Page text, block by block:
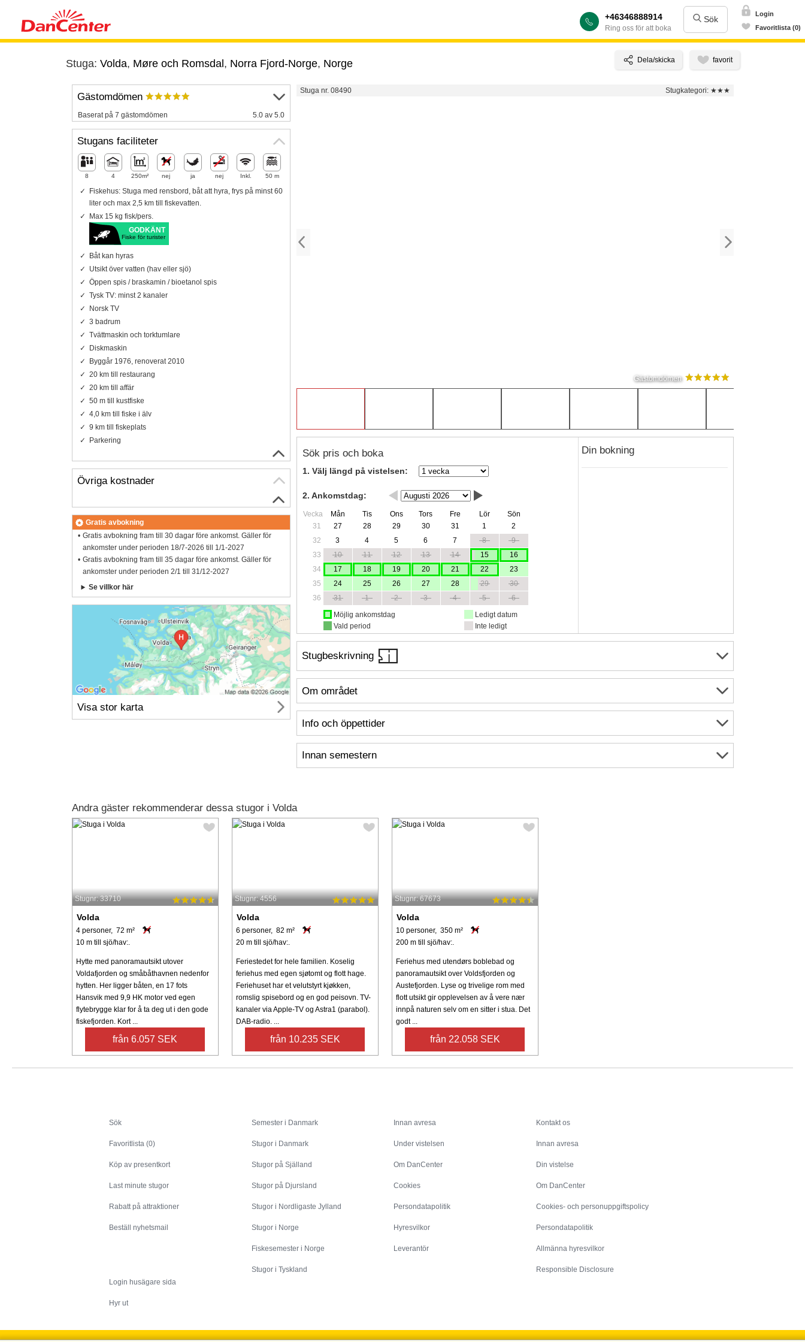
+46346888914
Ring oss för att boka
Sök
Login
Favoritlista (0)
Stuga: Volda, Møre och Romsdal , Norra Fjord-Norge, Norge
Stuga nr. 08490 Stugkategori: ★★★
Gästomdömen
Sök pris och boka
1. Välj längd på vistelsen:
2. Ankomstdag:
Vecka Mån Tis Ons Tors Fre Lör
Sön
31
27 28 29 30 31 1
2
32
3 4 5 6 7 8
9
33
10 11 12 13 14 15
16
34
17 18 19 20 21 22
23
35
24 25 26 27 28 29
30
36
31 1 2 3 4 5
6
Möjlig ankomstdag
Vald period
Ledigt datum
Inte ledigt
Din bokning
Stugbeskrivning
Om området
Info och öppettider
Innan semestern
Gästomdömen
Baserat på 7 gästomdömen 5.0 av 5.0
Stugans faciliteter
8 4 250m² nej ja nej Inkl. 50 m
Fiskehus: Stuga med rensbord, båt att hyra, frys på minst 60
liter och max 2,5 km till fiskevatten.
Max 15 kg fisk/pers.
GODKÄNT
Fiske för turister
Båt kan hyras
Utsikt över vatten (hav eller sjö)
Öppen spis / braskamin / bioetanol spis
Tysk TV: minst 2 kanaler
Norsk TV
3 badrum
Tvättmaskin och torktumlare
Diskmaskin
Byggår 1976, renoverat 2010
20 km till restaurang
20 km till affär
50 m till kustfiske
4,0 km till fiske i älv
9 km till fiskeplats
Parkering
Övriga kostnader
Gratis avbokning
Gratis avbokning fram till 30 dagar före ankomst. Gäller för
ankomster under perioden 18/7-2026 till 1/1-2027
Gratis avbokning fram till 35 dagar före ankomst. Gäller för
ankomster under perioden 2/1 till 31/12-2027
Se villkor här
Visa stor karta
Andra gäster rekommenderar dessa stugor i Volda
Stugnr: 33710
Volda
4 personer, 72 m²
10 m till sjö/hav:.
Hytte med panoramautsikt utover
Voldafjorden og småbåthavnen nedenfor
hytten. Her ligger båten, en 17 fots
Hansvik med 9,9 HK motor ved egen
flytebrygge klar for å ta deg ut i den gode
fiskefjorden. Kort ...
från 6.057 SEK
Stugnr: 4556
Volda
6 personer, 82 m²
20 m till sjö/hav:.
Feriestedet for hele familien. Koselig
feriehus med egen sjøtomt og flott hage.
Feriehuset har et velutstyrt kjøkken,
romslig spisebord og en god peisovn. TV-
kanaler via Apple-TV og Astra1 (parabol).
DAB-radio. ...
från 10.235 SEK
Stugnr: 67673
Volda
10 personer, 350 m²
200 m till sjö/hav:.
Feriehus med utendørs boblebad og
panoramautsikt over Voldsfjorden og
Austefjorden. Lyse og trivelige rom med
flott utsikt gir opplevelsen av å vere nær
innpå naturen selv om en sitter i stua. Det
godt ...
från 22.058 SEK
Sök
Favoritlista (0)
Köp av presentkort
Last minute stugor
Rabatt på attraktioner
Beställ nyhetsmail
Login husägare sida
Hyr ut
Semester i Danmark
Stugor i Danmark
Stugor på Själland
Stugor på Djursland
Stugor i Nordligaste Jylland
Stugor i Norge
Fiskesemester i Norge
Stugor i Tyskland
Innan avresa
Under vistelsen
Om DanCenter
Cookies
Persondatapolitik
Hyresvilkor
Leverantör
Kontakt os
Innan avresa
Din vistelse
Om DanCenter
Cookies- och personuppgiftspolicy
Persondatapolitik
Allmänna hyresvilkor
Responsible Disclosure